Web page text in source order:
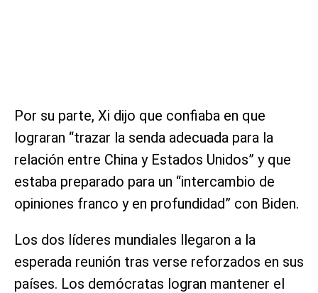
Por su parte, Xi dijo que confiaba en que
lograran “trazar la senda adecuada para la
relación entre China y Estados Unidos” y que
estaba preparado para un “intercambio de
opiniones franco y en profundidad” con Biden.
Los dos líderes mundiales llegaron a la
esperada reunión tras verse reforzados en sus
países. Los demócratas logran mantener el